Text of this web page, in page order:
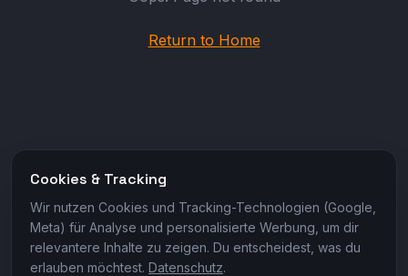
Return to Home
Cookies & Tracking
Wir nutzen Cookies und Tracking-Technologien (Google,
Meta) für Analyse und personalisierte Werbung, um dir
relevantere Inhalte zu zeigen. Du entscheidest, was du
erlauben möchtest. Datenschutz.